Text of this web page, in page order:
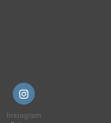
Instagram